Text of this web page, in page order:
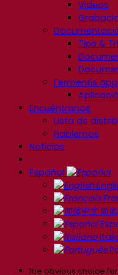
Videos
Tips &
Fermentis app
Encuéntranos
Lista de
Hablemos
Noticias
Español
简
the obvious choice